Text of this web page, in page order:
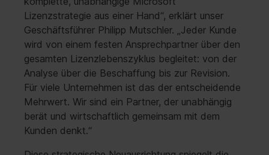
Lizenzstrategie aus einer Hand“, erklärt unser
Geschäftsführer Philipp Mutschler. „Jeder Kunde
wird von einem festen Ansprechpartner über den
gesamten Lizenzlebenszyklus begleitet: von der
Analyse über die Beschaffung bis zur Revision.
Für viele Unternehmen ist das der entscheidende
Mehrwert. Wir sind ein Partner, der unabhängig
berät und wirtschaftlich gemeinsam mit dem
Kunden denkt.“